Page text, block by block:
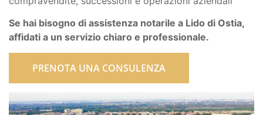
Se hai bisogno di assistenza notarile a Lido di Ostia,
affidati a un servizio chiaro e professionale.
PRENOTA UNA CONSULENZA